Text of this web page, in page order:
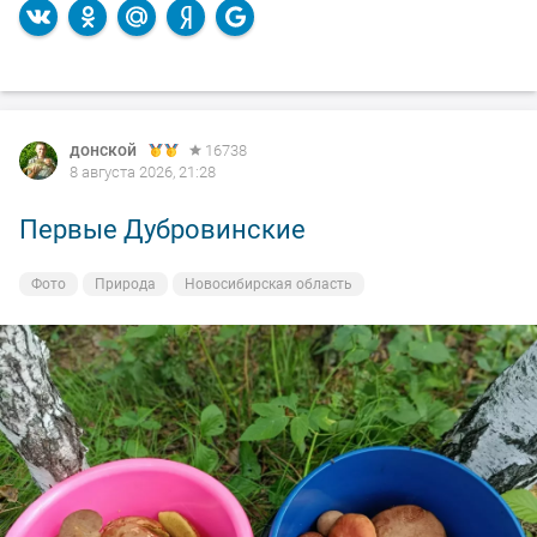
донской
16738
8 августа 2026, 21:28
Первые Дубровинские
Фото Природа Новосибирская область